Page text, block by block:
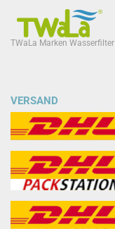
TWaLa Marken Wasserfilter
VERSAND